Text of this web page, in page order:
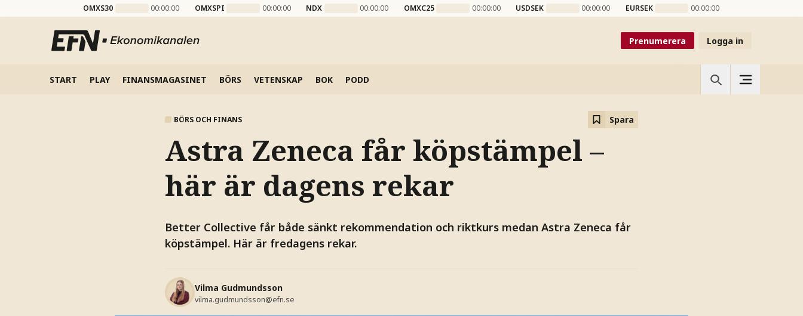
OMXS30 00:00:00 OMXSPI 00:00:00 NDX 00:00:00 OMXC25 00:00:00 USDSEK 00:00:00 EURSEK 00:00:00
Prenumerera Logga in
START PLAY FINANSMAGASINET BÖRS VETENSKAP BOK PODD
BÖRS OCH FINANS Spara
Astra Zeneca får köpstämpel –
här är dagens rekar
Better Collective får både sänkt rekommendation och riktkurs medan Astra Zeneca får
köpstämpel. Här är fredagens rekar.
Vilma Gudmundsson
vilma.gudmundsson@efn.se